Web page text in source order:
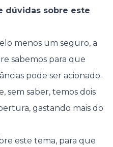
dúvidas sobre este
menos um seguro, a
sabemos para que
pode ser acionado.
sem saber, temos dois
gastando mais do
este tema, para que